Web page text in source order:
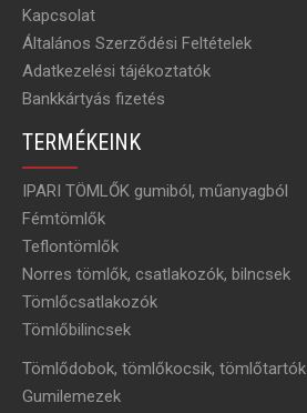
Kapcsolat
Általános Szerződési Feltételek
Adatkezelési tájékoztatók
Bankkártyás fizetés
TERMÉKEINK
IPARI TÖMLŐK gumiból, műanyagból
Fémtömlők
Teflontömlők
Norres tömlők, csatlakozók, bilncsek
Tömlőcsatlakozók
Tömlőbilincsek
Tömlődobok, tömlőkocsik, tömlőtartók
Gumilemezek